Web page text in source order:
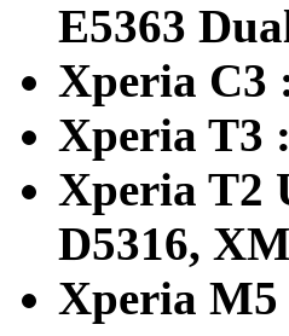
E5363
Xperia C3
Xperia T3
Xperia T2
D5316,
Xperia M5